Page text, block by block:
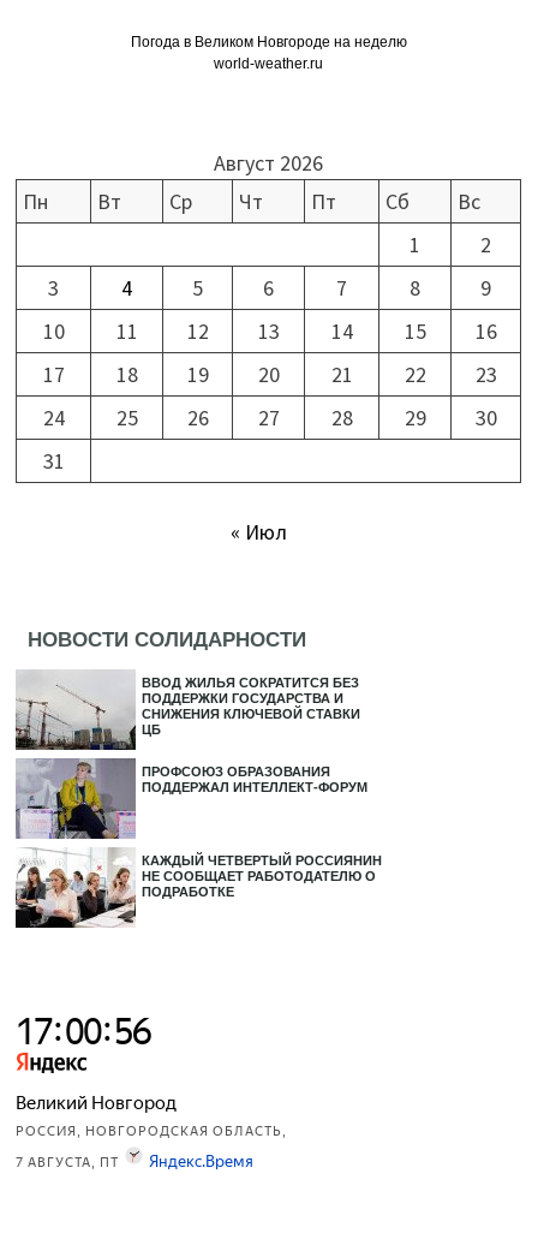
Погода в Великом Новгороде на неделю
world-weather.ru
Август 2026
Пн
Вт Ср Чт Пт Сб
Вс
1
2
3
4 5 6 7 8
9
10
11 12 13 14 15
16
17
18 19 20 21 22
23
24
25 26 27 28 29
30
31
« Июл
НОВОСТИ СОЛИДАРНОСТИ
ВВОД ЖИЛЬЯ СОКРАТИТСЯ БЕЗ
ПОДДЕРЖКИ ГОСУДАРСТВА И
СНИЖЕНИЯ КЛЮЧЕВОЙ СТАВКИ
ЦБ
ПРОФСОЮЗ ОБРАЗОВАНИЯ
ПОДДЕРЖАЛ ИНТЕЛЛЕКТ-ФОРУМ
КАЖДЫЙ ЧЕТВЕРТЫЙ РОССИЯНИН
НЕ СООБЩАЕТ РАБОТОДАТЕЛЮ О
ПОДРАБОТКЕ